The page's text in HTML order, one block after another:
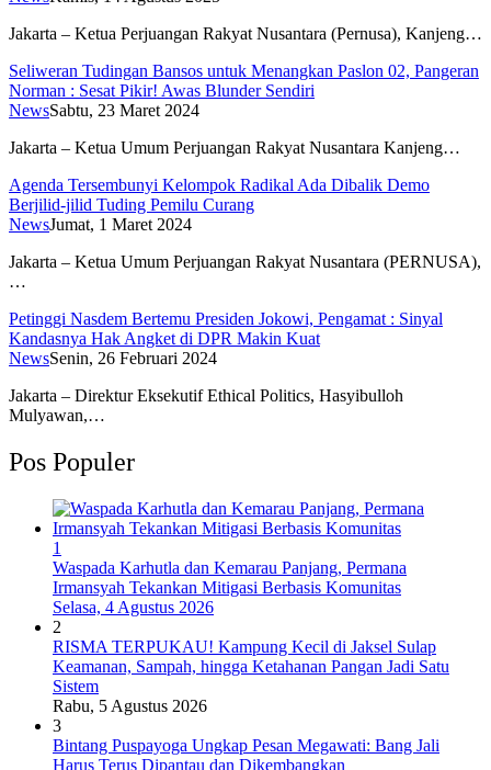
Jakarta – Ketua Perjuangan Rakyat Nusantara (Pernusa), Kanjeng…
Seliweran Tudingan Bansos untuk Menangkan Paslon 02, Pangeran
Norman : Sesat Pikir! Awas Blunder Sendiri
NewsSabtu, 23 Maret 2024
Jakarta – Ketua Umum Perjuangan Rakyat Nusantara Kanjeng…
Agenda Tersembunyi Kelompok Radikal Ada Dibalik Demo
Berjilid-jilid Tuding Pemilu Curang
NewsJumat, 1 Maret 2024
Jakarta – Ketua Umum Perjuangan Rakyat Nusantara (PERNUSA),
…
Petinggi Nasdem Bertemu Presiden Jokowi, Pengamat : Sinyal
Kandasnya Hak Angket di DPR Makin Kuat
NewsSenin, 26 Februari 2024
Jakarta – Direktur Eksekutif Ethical Politics, Hasyibulloh
Mulyawan,…
Pos Populer
1
Waspada Karhutla dan Kemarau Panjang, Permana
Irmansyah Tekankan Mitigasi Berbasis Komunitas
Selasa, 4 Agustus 2026
2
RISMA TERPUKAU! Kampung Kecil di Jaksel Sulap
Keamanan, Sampah, hingga Ketahanan Pangan Jadi Satu
Sistem
Rabu, 5 Agustus 2026
3
Bintang Puspayoga Ungkap Pesan Megawati: Bang Jali
Harus Terus Dipantau dan Dikembangkan